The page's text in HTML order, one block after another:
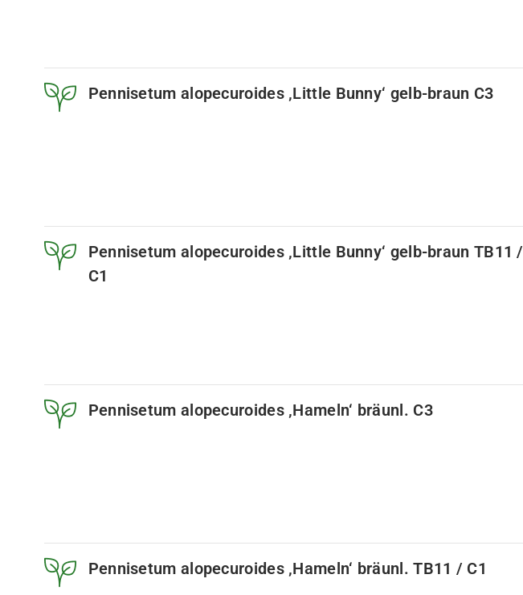
Pennisetum alopecuroides ‚Little Bunny‘ gelb-braun C3
Pennisetum alopecuroides ‚Little Bunny‘ gelb-braun TB11 /
C1
Pennisetum alopecuroides ‚Hameln‘ bräunl. C3
Pennisetum alopecuroides ‚Hameln‘ bräunl. TB11 / C1